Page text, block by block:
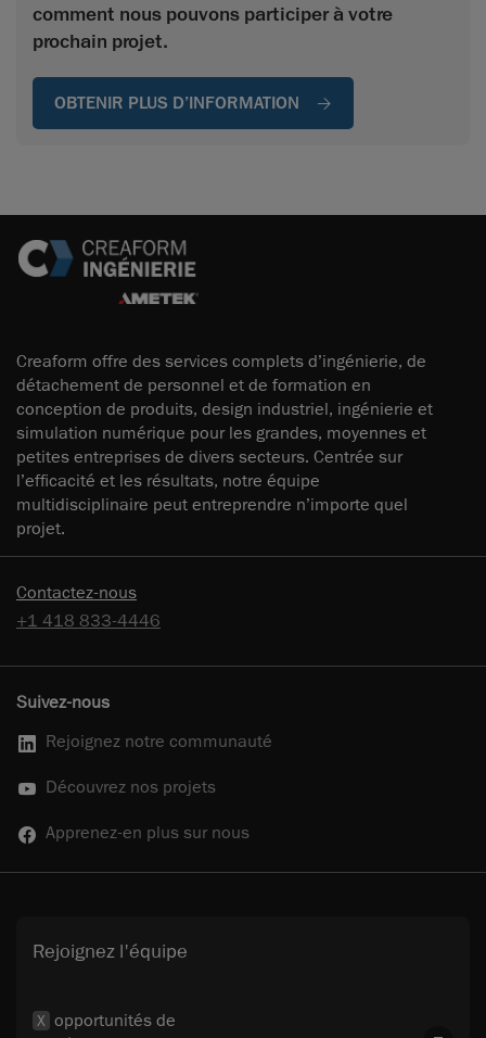
comment nous pouvons participer à votre
prochain projet.
OBTENIR PLUS D’INFORMATION
Creaform offre des services complets d’ingénierie, de
détachement de personnel et de formation en
conception de produits, design industriel, ingénierie et
simulation numérique pour les grandes, moyennes et
petites entreprises de divers secteurs. Centrée sur
l’efficacité et les résultats, notre équipe
multidisciplinaire peut entreprendre n’importe quel
projet.
Contactez-nous
+1 418 833-4446
Suivez-nous
Rejoignez notre communauté
Découvrez nos projets
Apprenez-en plus sur nous
Rejoignez l'équipe
X opportunités de